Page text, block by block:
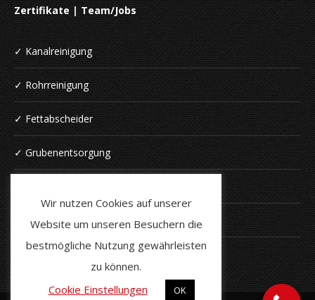
Zertifikate|Team/Jobs
✓ Kanalreinigung
✓ Rohrreinigung
✓ Fettabscheider
✓ Grubenentsorgung
✓ Kanal-TV-Untersuchung
✓ Dachrinnenreinigung
Wir nutzen Cookies auf unserer
Website um unseren Besuchern die
bestmögliche Nutzung gewährleisten
zu können.
Cookie Einstellungen
OK